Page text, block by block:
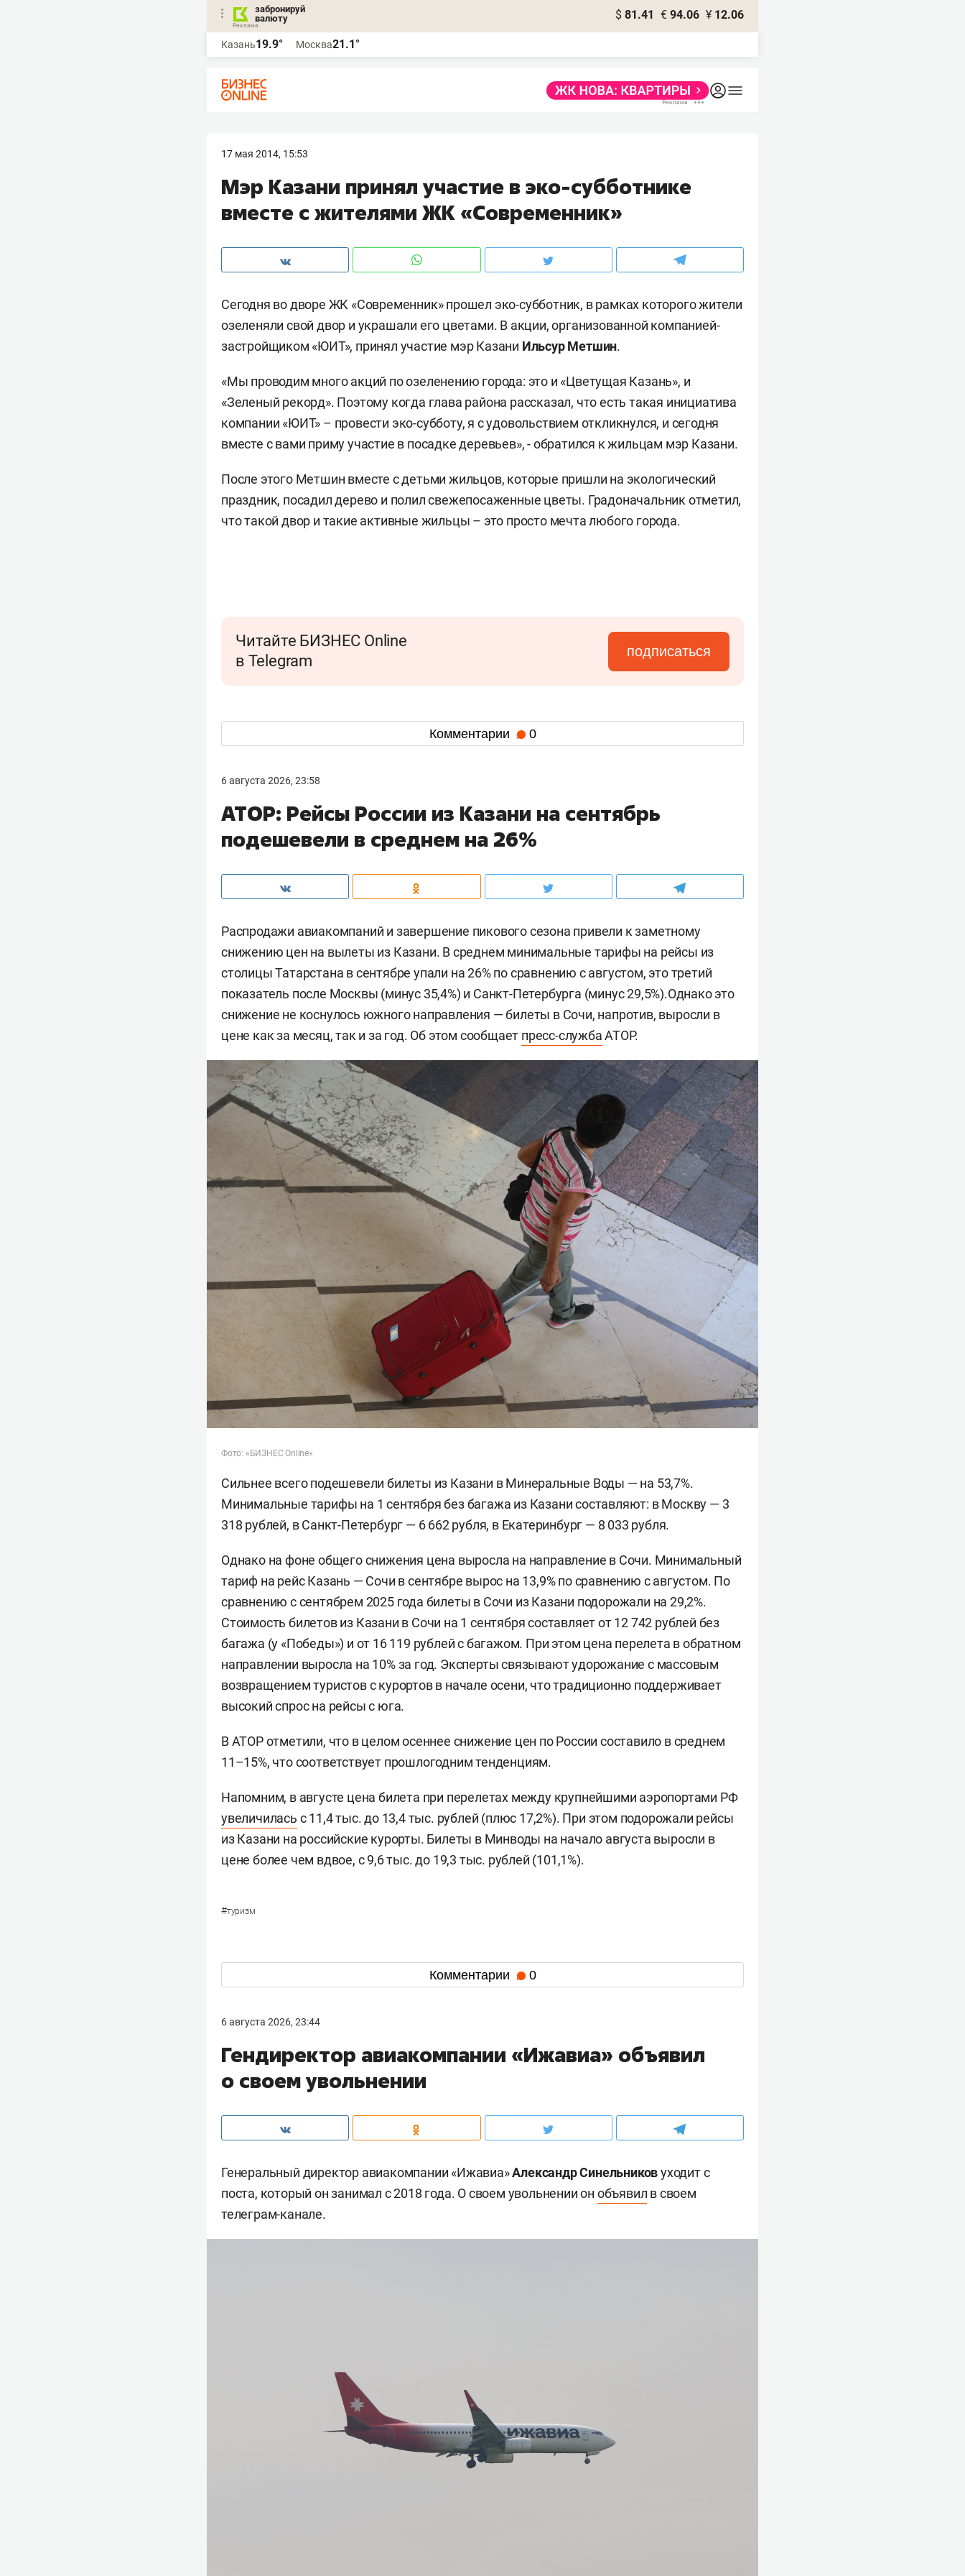
забронируй
валюту
$ 81.41 € 94.06 ¥ 12.06
Казань19.9° Москва21.1°
17 мая 2014, 15:53
Мэр Казани принял участие в эко-субботнике
вместе с жителями ЖК «Современник»
Сегодня во дворе ЖК «Современник» прошел эко-субботник, в рамках которого жители
озеленяли свой двор и украшали его цветами. В акции, организованной компанией-
застройщиком «ЮИТ», принял участие мэр Казани Ильсур Метшин.
«Мы проводим много акций по озеленению города: это и «Цветущая Казань», и
«Зеленый рекорд». Поэтому когда глава района рассказал, что есть такая инициатива
компании «ЮИТ» – провести эко-субботу, я с удовольствием откликнулся, и сегодня
вместе с вами приму участие в посадке деревьев», - обратился к жильцам мэр Казани.
После этого Метшин вместе с детьми жильцов, которые пришли на экологический
праздник, посадил дерево и полил свежепосаженные цветы. Градоначальник отметил,
что такой двор и такие активные жильцы – это просто мечта любого города.
Читайте БИЗНЕС Online
в Telegram
подписаться
Комментарии 0
6 августа 2026, 23:58
АТОР: Рейсы России из Казани на сентябрь
подешевели в среднем на 26%
Распродажи авиакомпаний и завершение пикового сезона привели к заметному
снижению цен на вылеты из Казани. В среднем минимальные тарифы на рейсы из
столицы Татарстана в сентябре упали на 26% по сравнению с августом, это третий
показатель после Москвы (минус 35,4%) и Санкт-Петербурга (минус 29,5%).Однако это
снижение не коснулось южного направления — билеты в Сочи, напротив, выросли в
цене как за месяц, так и за год. Об этом сообщает пресс-службаАТОР.
Фото: «БИЗНЕС Online»
Сильнее всего подешевели билеты из Казани в Минеральные Воды — на 53,7%.
Минимальные тарифы на 1 сентября без багажа из Казани составляют: в Москву — 3
318 рублей, в Санкт-Петербург — 6 662 рубля, в Екатеринбург — 8 033 рубля.
Однако на фоне общего снижения цена выросла на направление в Сочи. Минимальный
тариф на рейс Казань — Сочи в сентябре вырос на 13,9% по сравнению с августом. По
сравнению с сентябрем 2025 года билеты в Сочи из Казани подорожали на 29,2%.
Стоимость билетов из Казани в Сочи на 1 сентября составляет от 12 742 рублей без
багажа (у «Победы») и от 16 119 рублей с багажом. При этом цена перелета в обратном
направлении выросла на 10% за год. Эксперты связывают удорожание с массовым
возвращением туристов с курортов в начале осени, что традиционно поддерживает
высокий спрос на рейсы с юга.
В АТОР отметили, что в целом осеннее снижение цен по России составило в среднем
11–15%, что соответствует прошлогодним тенденциям.
Напомним, в августе цена билета при перелетах между крупнейшими аэропортами РФ
увеличилась с 11,4 тыс. до 13,4 тыс. рублей (плюс 17,2%). При этом подорожали рейсы
из Казани на российские курорты. Билеты в Минводы на начало августа выросли в
цене более чем вдвое, с 9,6 тыс. до 19,3 тыс. рублей (101,1%).
#туризм
Комментарии 0
6 августа 2026, 23:44
Гендиректор авиакомпании «Ижавиа» объявил
о своем увольнении
Генеральный директор авиакомпании «Ижавиа»Александр Синельниковуходит с
поста, который он занимал с 2018 года. О своем увольнении он объявил в своем
телеграм-канале.